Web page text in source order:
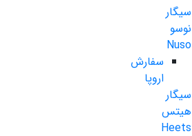
سیگار
نوسو
Nuso
سفارش
اروپا
سیگار
هیتس
Heets